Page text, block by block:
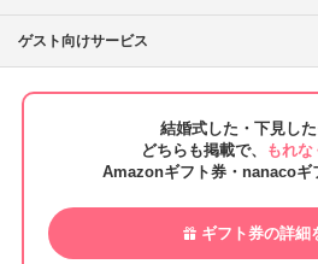
ゲスト向けサービス
結婚式した・下見し
どちらも掲載で、
もれ
Amazonギフト券・nanacoギ
ギフト券の詳細